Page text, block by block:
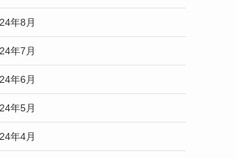
年8月
年7月
年6月
年5月
年4月